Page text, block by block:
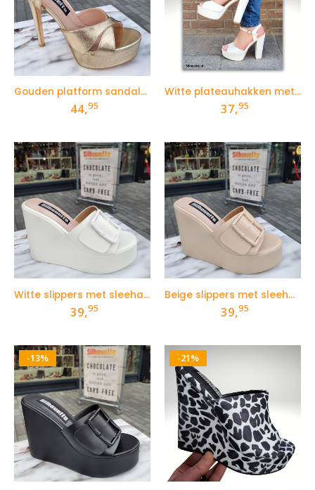
Gouden platform sandalen met naaldhak
44,95
Witte plateauhakken met open teen en bandje
37,95
Witte slippers met sleehakken
39,95
Beige slippers met sleehakken
39,95
-13% -21%